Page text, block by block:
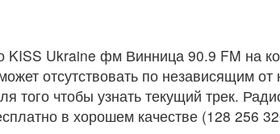
Ukraine фм Винница 90.9 FM на
отсутствовать по независящим от
того чтобы узнать текущий трек.
в хорошем качестве (128 256